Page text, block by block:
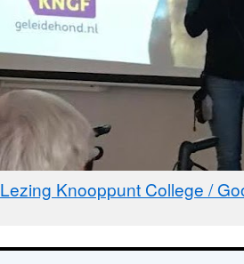
Lezing Knooppunt College /